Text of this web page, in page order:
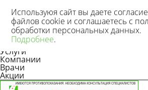
Новости
Статьи
Услуги
Компании
Врачи
Акции
Используюя сайт вы даете
файлов cookie и соглашаетесь с
обработки персональных данных.
Подробнее.